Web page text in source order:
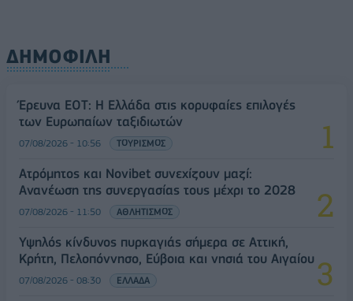
ΔΗΜΟΦΙΛΗ
Έρευνα ΕΟΤ: Η Ελλάδα στις κορυφαίες επιλογές
των Ευρωπαίων ταξιδιωτών
07/08/2026 - 10:56 ΤΟΥΡΙΣΜΟΣ
Ατρόμητος και Novibet συνεχίζουν μαζί:
Ανανέωση της συνεργασίας τους μέχρι το 2028
07/08/2026 - 11:50 ΑΘΛΗΤΙΣΜΟΣ
Υψηλός κίνδυνος πυρκαγιάς σήμερα σε Αττική,
Κρήτη, Πελοπόννησο, Εύβοια και νησιά του Αιγαίου
07/08/2026 - 08:30 ΕΛΛΑΔΑ